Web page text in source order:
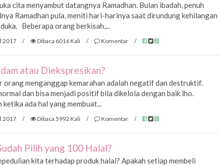
cita menyambut datangnya Ramadhan. Bulan ibadah, penuh
Ramadhan pula, meniti hari-harinya saat dirundung kehilangan
Beberapa orang berkisah,...
2017 / Dibaca 6016 Kali / Komentar /
atau Diekspresikan?
orang menganggap kemarahan adalah negatif dan destruktif.
dan bisa menjadi positif bila dikelola dengan baik lho.
ketika ada hal yang membuat...
2017 / Dibaca 5992 Kali / Komentar /
Pilih yang 100 Halal?
kita terhadap produk halal? Apakah setiap membeli